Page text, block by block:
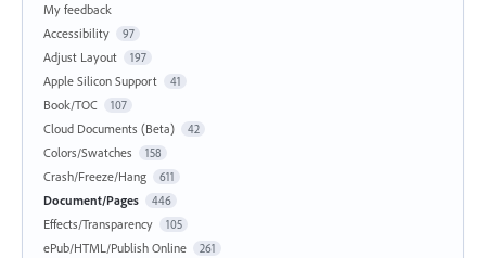
My feedback
Accessibility
97
Adjust Layout 197
Apple Silicon Support 41
Book/TOC 107
Cloud Documents (Beta) 42
Colors/Swatches 158
Crash/Freeze/Hang 611
Document/Pages 446
Effects/Transparency 105
ePub/HTML/Publish Online 261